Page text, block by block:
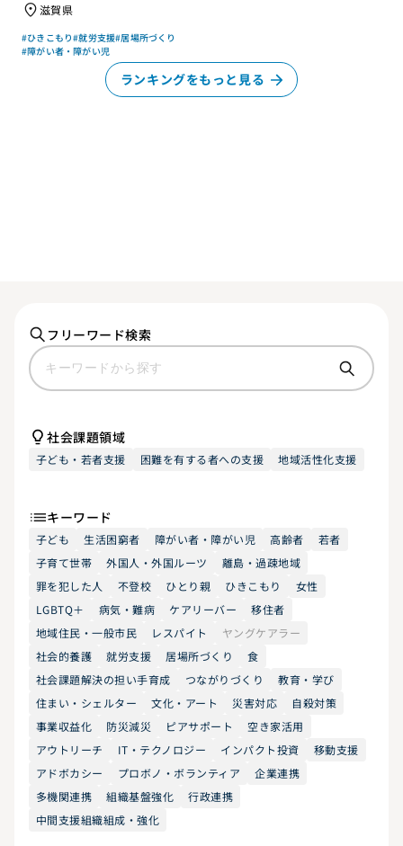
滋賀県
#ひきこもり#就労支援#居場所づくり
#障がい者・障がい児
ランキングをもっと見る
フリーワード検索
社会課題領域
子ども・若者支援 困難を有する者への支援 地域活性化支援
キーワード
子ども 生活困窮者 障がい者・障がい児 高齢者
若者
子育て世帯
外国人・外国ルーツ
離島・過疎地域
罪を犯した人
不登校 ひとり親 ひきこもり
女性
LGBTQ＋
病気・難病 ケアリーバー
移住者
地域住民・一般市民
レスパイト
ヤングケアラー
社会的養護
就労支援 居場所づくり
食
社会課題解決の担い手育成
つながりづくり
教育・学び
住まい・シェルター
文化・アート 災害対応
自殺対策
事業収益化
防災減災 ピアサポート
空き家活用
アウトリーチ
IT・テクノロジー インパクト投資
移動支援
アドボカシー
プロボノ・ボランティア
企業連携
多機関連携
組織基盤強化
行政連携
中間支援組織組成・強化